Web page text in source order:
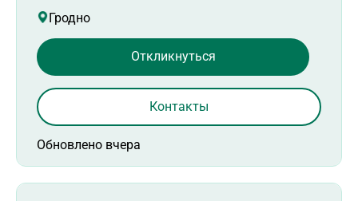
Гродно
Обновлено вчера
Откликнуться
Контакты